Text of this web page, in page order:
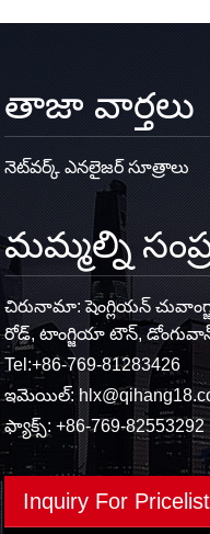
తాజా వార్తలు
నెట్‌వర్క్ ఎనలైజర్ సూత్రాలు
మమ్మల్ని
చిరునామా: షెంగ్లియన్
రోడ్, టాంగ్జియా టౌన్,
Tel:+86-769-81283426
ఇమెయిల్:
ఫ్యాక్స్: +86-769-82553292
Inquiry For Pricelist